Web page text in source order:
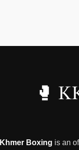
🥊
Boxing is an